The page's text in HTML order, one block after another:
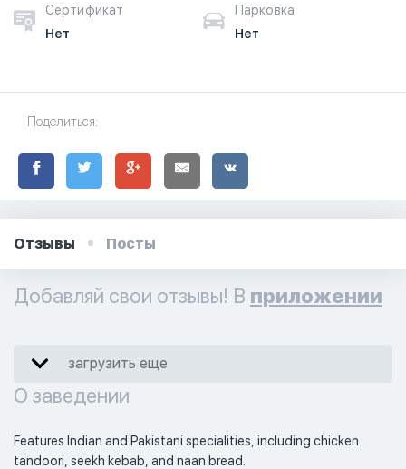
Сертификат
Нет
Парковка
Нет
Поделиться:
Отзывы Посты
Добавляй свои отзывы! В приложении
загрузить еще
О заведении
Features Indian and Pakistani specialities, including chicken
tandoori, seekh kebab, and naan bread.